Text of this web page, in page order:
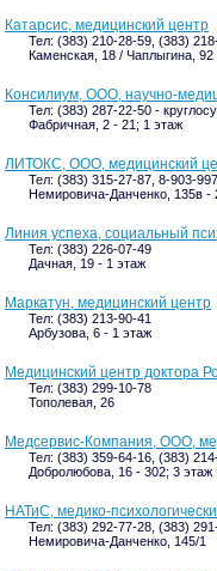
Катарсис, медицинский центр
Тел: (383) 210-28-59, (383)
Каменская, 18 / Чаплыгина, 92
Консилиум, ООО, научно-
Тел: (383) 287-22-50 -
Фабричная, 2 - 21; 1 этаж
ЛИТОКС, ООО, медицинский
Тел: (383) 315-27-87, 8-903-
Немировича-Данченко, 135в -
Линия успеха, социальный
Тел: (383) 226-07-49
Дачная, 19 - 1 этаж
Маркатун, медицинский центр
Тел: (383) 213-90-41
Арбузова, 6 - 1 этаж
Медицинский центр доктора
Тел: (383) 299-10-78
Тополевая, 26
Медсервис-Компания, ООО,
Тел: (383) 359-64-16, (383)
Добролюбова, 16 - 302; 3 этаж
НАТиС, медико-
Тел: (383) 292-77-28, (383)
Немировича-Данченко, 145/1